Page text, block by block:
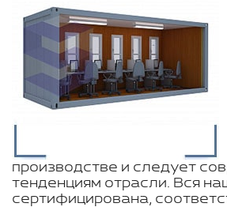
производстве и следует
тенденциям отрасли. Вся
сертифицирована,